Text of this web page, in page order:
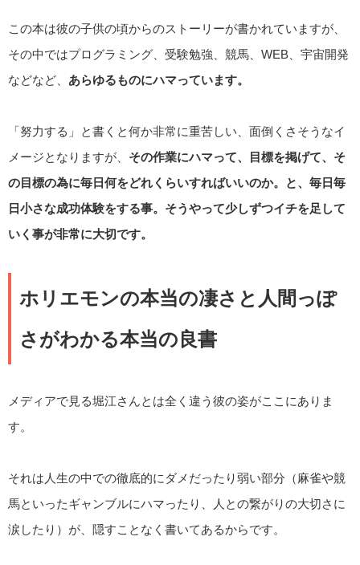
この本は彼の子供の頃からのストーリーが書かれていますが、
その中ではプログラミング、受験勉強、競馬、WEB、宇宙開発
などなど、 あらゆるものにハマっています。
「努力する」と書くと何か非常に重苦しい、面倒くさそうなイ
メージとなりますが、 その作業にハマって、目標を掲げて、そ
の目標の為に毎日何をどれくらいすればいいのか。と、毎日毎
日小さな成功体験をする事。そうやって少しずつイチを足して
いく事が非常に大切です。
ホリエモンの本当の凄さと人間っぽ
さがわかる本当の良書
メディアで見る堀江さんとは全く違う彼の姿がここにありま
す。
それは人生の中での徹底的にダメだったり弱い部分（麻雀や競
馬といったギャンブルにハマったり、人との繋がりの大切さに
涙したり）が、隠すことなく書いてあるからです。